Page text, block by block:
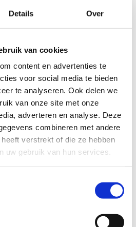
Details Over
van cookies
content en advertenties te
voor social media te bieden
te analyseren. Ook delen we
van onze site met onze
adverteren en analyse. Deze
combineren met andere
verstrekt of die ze hebben
uw gebruik van hun services.
en start in het Park